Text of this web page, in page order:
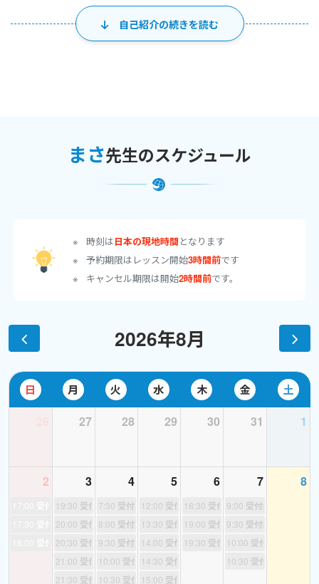
完全にこのフィールドから撤退するわけではな
く、《一時休止》でございます。
仕事のスケジュールが出たため、7/26までのレッスンをオープンし
ありますので、『取ってみたいけれど空いていない』という事象が
ありましたら、お気軽にメッセージにてお知らせください。
たくさんのご予約お待ちしております！
※2025/10/1(水)からレッスン受講に必要なポイント数が変わりま
す。
事務局の意向により、10月1日以降のレッスンから、ワールドトー
クの最低ポイント数が780Pに変更となります。
これまで多くの方に私のレッスンを受けて頂いておりますことに
て精進してまいりますので何卒よろしくお願いいたします。
★これまででNo.1高評価レッスンは... 《英検対策》
参考書の解答・解説には掲載しきれていない、けれども英検合格
には必ず抑えておきたい『外してはいけないポイント』を盛り込
自己紹介の続きを読む
まさ先生のスケジュール
時刻は日本の現地時間 となります
予約期限はレッスン開始3時間前です
キャンセル期限は開始2時間前です。
2026年8月
日 月 火 水 木 金 土
27 28 29 30 31 1
2
受付終了
受付終了
受付終了
3
19:30 受付終了
20:00 受付終了
20:30 受付終了
21:00 受付終了
21:30 受付終了
4
7:30 受付終了
8:00 受付終了
9:30 受付終了
10:00 受付終了
10:30 受付終了
5
12:00 受付終了
13:30 受付終了
14:00 受付終了
14:30 受付終了
15:00 受付終了
6
18:30 受付終了
19:00 受付終了
19:30 受付終了
7
9:00 受付終了
9:30 受付終了
10:00 受付終了
10:30 受付終了
8